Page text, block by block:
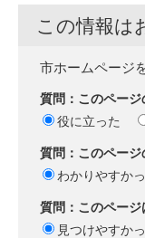
この情報は
市ホームページ
質問：このページ
役に立った
質問：このページ
わかりやすか
質問：このページ
見つけやすか